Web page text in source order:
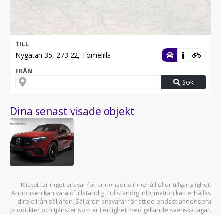
TILL
Nygatan 35, 273 22, Tomelilla
FRÅN
Sök
Dina senast visade objekt
Klicket tar inget ansvar för annonsens innehåll eller tillgänglighet.
Annonsen kan vara ofullständig. Fullständig information kan erhållas
direkt från säljaren. Säljaren ansvarar för att de endast annonsera
produkter och tjänster som är i enlighet med gällande svenska lagar.